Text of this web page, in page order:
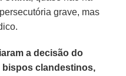
grave, mas
a decisão do
bispos clandestinos,